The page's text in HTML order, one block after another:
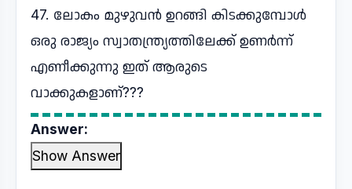
47. ലോകം മുഴുവൻ ഉറങ്ങി കിടക്കുമ്പോൾ
ഒരു രാജ്യം സ്വാതന്ത്ര്യത്തിലേക്ക് ഉണർന്ന്
എണീക്കുന്നു ഇത് ആരുടെ
വാക്കുകളാണ്???
Answer:
Show Answer